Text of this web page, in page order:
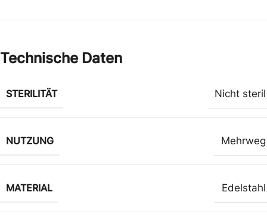
Technische Daten
STERILITÄT Nicht steril
NUTZUNG Mehrweg
MATERIAL Edelstahl